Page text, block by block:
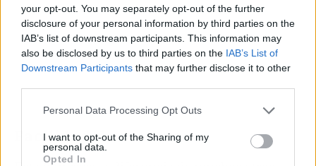
your opt-out. You may separately opt-out of the further
disclosure of your personal information by third parties on the
IAB’s list of downstream participants. This information may
also be disclosed by us to third parties on the IAB’s List of
Downstream Participants that may further disclose it to other
Personal Data Processing Opt Outs
I want to opt-out of the Sharing of my
personal data.
Opted In
Facilidad de reserva